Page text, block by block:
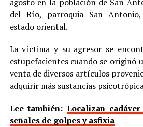
del Río, parroquia San
estado oriental.
La víctima y su agresor se
estupefacientes cuando se originó
venta de diversos artículos
adquirir más sustancias
Lee también:Localizan
señales de golpes y asfixia